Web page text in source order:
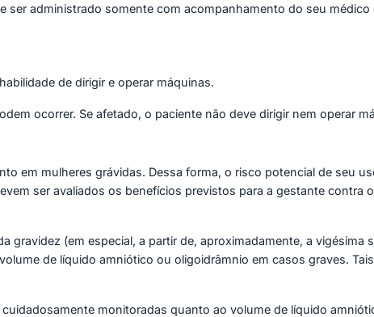
ser administrado somente com acompanhamento do seu
de dirigir e operar máquinas.
ocorrer. Se afetado, o paciente não deve dirigir nem operar
em mulheres grávidas. Dessa forma, o risco potencial de seu
ser avaliados os benefícios previstos para a gestante contra
gravidez (em especial, a partir de, aproximadamente, a vigésima
de líquido amniótico ou oligoidrâmnio em casos graves.
monitoradas quanto ao volume de líquido